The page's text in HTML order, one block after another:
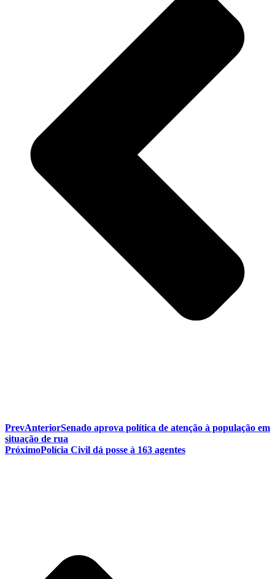
PrevAnteriorSenado aprova política de atenção à população em
situação de rua
PróximoPolícia Civil dá posse à 163 agentes